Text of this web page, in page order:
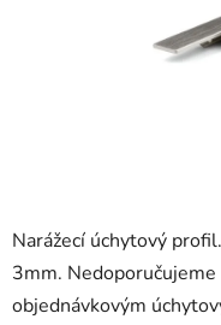
Narážecí úchytový
3mm.
objednávkovým